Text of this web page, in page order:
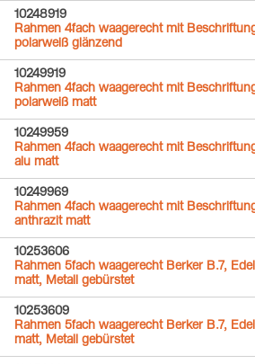
10248919
Rahmen 4fach waagerecht mit
polarweiß glänzend
10249919
Rahmen 4fach waagerecht mit
polarweiß matt
10249959
Rahmen 4fach waagerecht mit
alu matt
10249969
Rahmen 4fach waagerecht mit
anthrazit matt
10253606
Rahmen 5fach waagerecht Berker B.7,
matt, Metall gebürstet
10253609
Rahmen 5fach waagerecht Berker B.7,
matt, Metall gebürstet